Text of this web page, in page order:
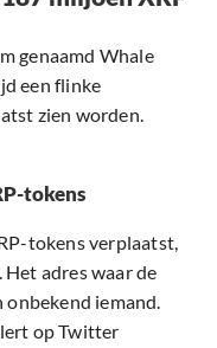
genaamd Whale
een flinke
zien worden.
tokens
tokens verplaatst,
adres waar de
onbekend iemand.
op Twitter